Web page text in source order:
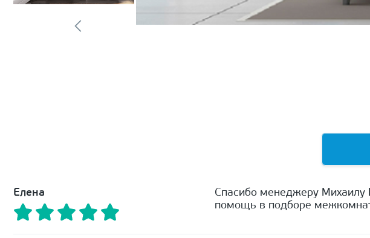
Елена
Спасибо менеджеру Михаилу
помощь в подборе